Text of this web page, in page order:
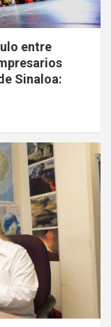
entre
Sinaloa: